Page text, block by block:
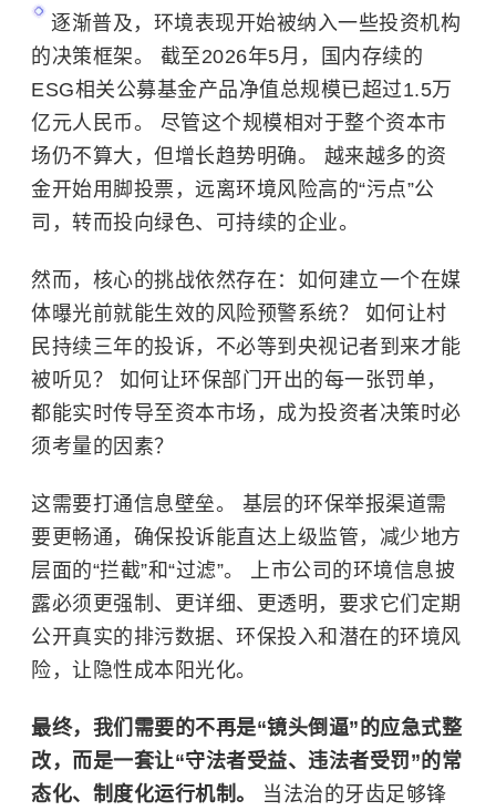
逐渐普及，环境表现开始被纳入一些投资机构
的决策框架。 截至2026年5月，国内存续的
ESG相关公募基金产品净值总规模已超过1.5万
亿元人民币。 尽管这个规模相对于整个资本市
场仍不算大，但增长趋势明确。 越来越多的资
金开始用脚投票，远离环境风险高的“污点”公
司，转而投向绿色、可持续的企业。
然而，核心的挑战依然存在：如何建立一个在媒
体曝光前就能生效的风险预警系统？ 如何让村
民持续三年的投诉，不必等到央视记者到来才能
被听见？ 如何让环保部门开出的每一张罚单，
都能实时传导至资本市场，成为投资者决策时必
须考量的因素？
这需要打通信息壁垒。 基层的环保举报渠道需
要更畅通，确保投诉能直达上级监管，减少地方
层面的“拦截”和“过滤”。 上市公司的环境信息披
露必须更强制、更详细、更透明，要求它们定期
公开真实的排污数据、环保投入和潜在的环境风
险，让隐性成本阳光化。
最终，我们需要的不再是“镜头倒逼”的应急式整
改，而是一套让“守法者受益、违法者受罚”的常
态化、制度化运行机制。 当法治的牙齿足够锋